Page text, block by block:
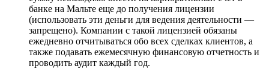
банке на Мальте еще до получения лицензии
(использовать эти деньги для ведения деятельности —
запрещено). Компании с такой лицензией обязаны
ежедневно отчитываться обо всех сделках клиентов, а
также подавать ежемесячную финансовую отчетность и
проводить аудит каждый год.